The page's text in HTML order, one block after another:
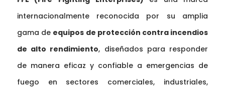
internacionalmente reconocida por su amplia
gama de equipos de protección contra incendios
de alto rendimiento, diseñados para responder
de manera eficaz y confiable a emergencias de
fuego en sectores comerciales, industriales,